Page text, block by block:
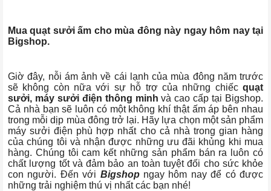
Mua quạt sưởi ấm cho mùa đông này ngay hôm nay tại
Bigshop.
Giờ đây, nỗi ám ảnh về cái lạnh của mùa đông năm trước
sẽ không còn nữa với sự hỗ trợ của những chiếc quạt
sưởi, máy sưởi điện thông minh và cao cấp tại Bigshop.
Cả nhà bạn sẽ luôn có một không khí thật ấm áp bên nhau
trong mỗi dịp mùa đông trở lại. Hãy lựa chọn một sản phẩm
máy sưởi điện phù hợp nhất cho cả nhà trong gian hàng
của chúng tôi và nhận được những ưu đãi khủng khi mua
hàng. Chúng tôi cam kết những sản phẩm bán ra luôn có
chất lượng tốt và đảm bảo an toàn tuyệt đối cho sức khỏe
con người. Đến với Bigshopngay hôm nay để có được
những trải nghiệm thú vị nhất các bạn nhé!